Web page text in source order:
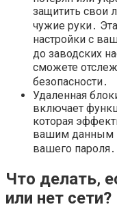
защитить свои
чужие руки․
настройки с
до заводских
сможете
безопасности․
Удаленная
включает
которая
вашим данным
вашего пароля․
Что делать‚
или нет сети?